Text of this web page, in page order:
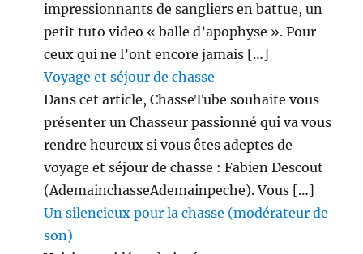
impressionnants de sangliers en battue, un
petit tuto video « balle d’apophyse ». Pour
ceux qui ne l’ont encore jamais […]
Voyage et séjour de chasse
Dans cet article, ChasseTube souhaite vous
présenter un Chasseur passionné qui va vous
rendre heureux si vous êtes adeptes de
voyage et séjour de chasse : Fabien Descout
(AdemainchasseAdemainpeche). Vous […]
Un silencieux pour la chasse (modérateur de
son)